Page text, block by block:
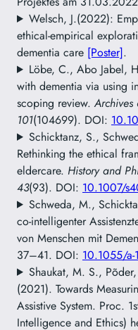
Welsch, J.(2022):
ethical-empirical
dementia care [Poster].
Löbe, C., Abo Jabel,
with dementia via using
scoping review.
101(104699). DOI:
Schicktanz, S.,
Rethinking the ethical
eldercare. History and
43(93). DOI: 10.1007/
Schweda, M.,
co-intelligenter
von Menschen mit
37–41. DOI: 10.1055/a-
Shaukat, M. S.,
(2021). Towards
Assistive System. Proc.
Intelligence and Ethics)